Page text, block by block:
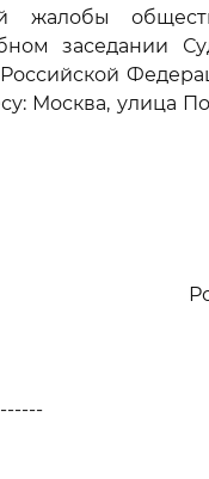
жалобы
заседании
Москва, улица